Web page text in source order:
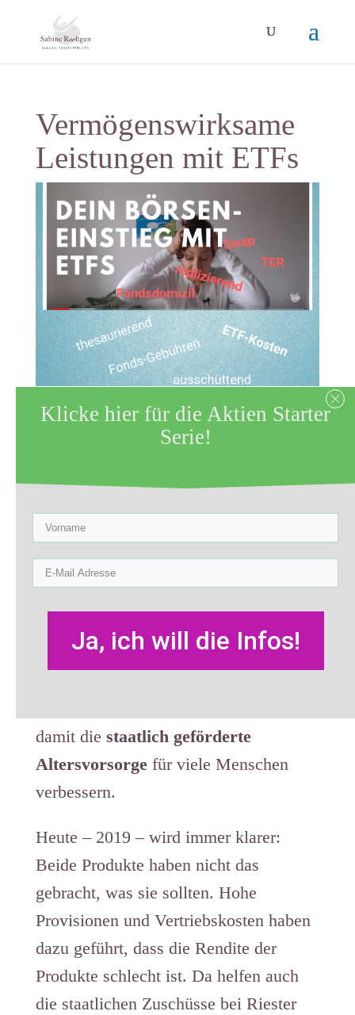
Vermögenswirksame
Leistungen mit ETFs
Zuletzt aktualisiert am 27. November
Riester, Rürup oder
vermögenswirksame
Leistungen?
Riester- oder Rürup-Versicherung
abgeschlossen? Diese beiden Produkte
damit die staatlich geförderte
Altersvorsorgefür viele Menschen
verbessern.
Heute – 2019 – wird immer klarer:
Beide Produkte haben nicht das
gebracht, was sie sollten. Hohe
Provisionen und Vertriebskosten haben
dazu geführt, dass die Rendite der
Produkte schlecht ist. Da helfen auch
die staatlichen Zuschüsse bei Riester
Klicke hier für die Aktien Starter
Serie!
Ja, ich will die Infos!